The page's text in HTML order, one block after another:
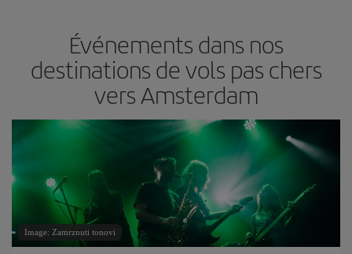
Événements dans nos
destinations de vols pas chers
vers Amsterdam
Image: Zamrznuti tonovi